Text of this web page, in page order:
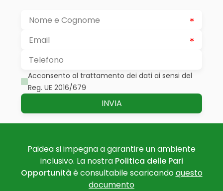
Acconsento al trattamento dei dati ai sensi del
Reg. UE 2016/679
Paidea si impegna a garantire un ambiente
inclusivo. La nostra Politica delle Pari
Opportunità è consultabile scaricandoquesto
documento